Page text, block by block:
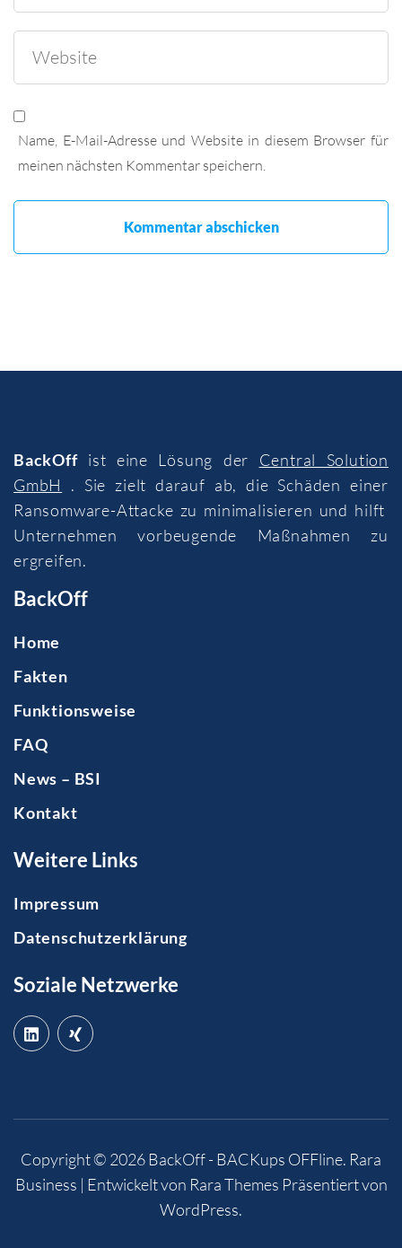
Name, E-Mail-Adresse und Website in diesem Browser für
meinen nächsten Kommentar speichern.
BackOffist eine Lösung der Central Solution
GmbH
. Sie zielt darauf ab, die Schäden einer
Ransomware-Attacke zu minimalisieren und hilft
Unternehmen vorbeugende Maßnahmen zu
ergreifen.
BackOff
Home
Fakten
Funktionsweise
FAQ
News – BSI
Kontakt
Weitere Links
Impressum
Datenschutzerklärung
Soziale Netzwerke
Copyright © 2026BackOff - BACKups OFFline. Rara
Business | Entwickelt von Rara Themes Präsentiert von
WordPress.